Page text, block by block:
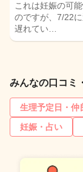
これは妊娠の可
のですが、7/22
遅れてい…
みんなの口コミ
生理予定日・仲
妊娠・占い